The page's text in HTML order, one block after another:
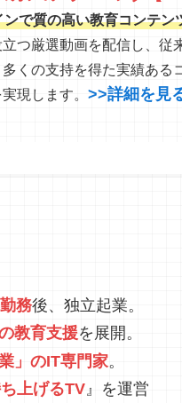
ンで質の高い教育コンテン
つ厳選動画を配信し、従
くの支持を得た実績ある
現します。 >>詳細を見
務後、独立起業。
教育支援を展開。
」のIT専門家。
上げるTV』を運営